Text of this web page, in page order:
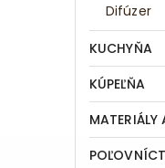
Difúzer
KUCHYŇA
KÚPEĽŇA
MATERIÁLY